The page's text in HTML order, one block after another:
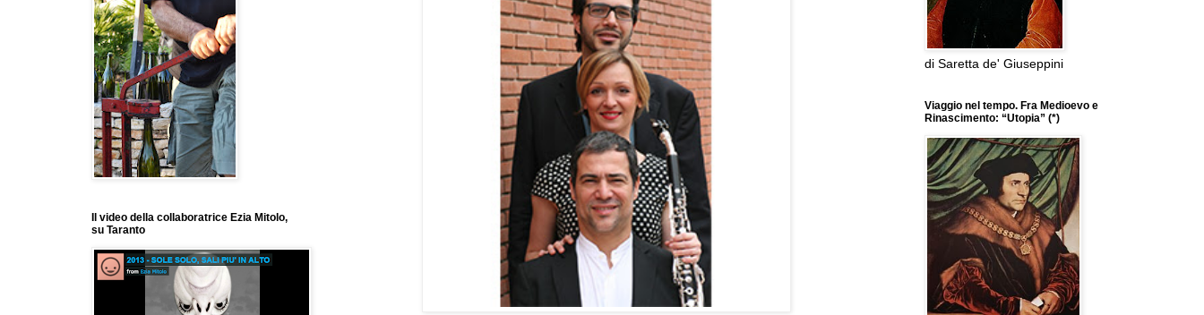
Il video della collaboratrice Ezia Mitolo,
su Taranto
di Saretta de' Giuseppini
Viaggio nel tempo. Fra Medioevo e
Rinascimento: “Utopia” (*)